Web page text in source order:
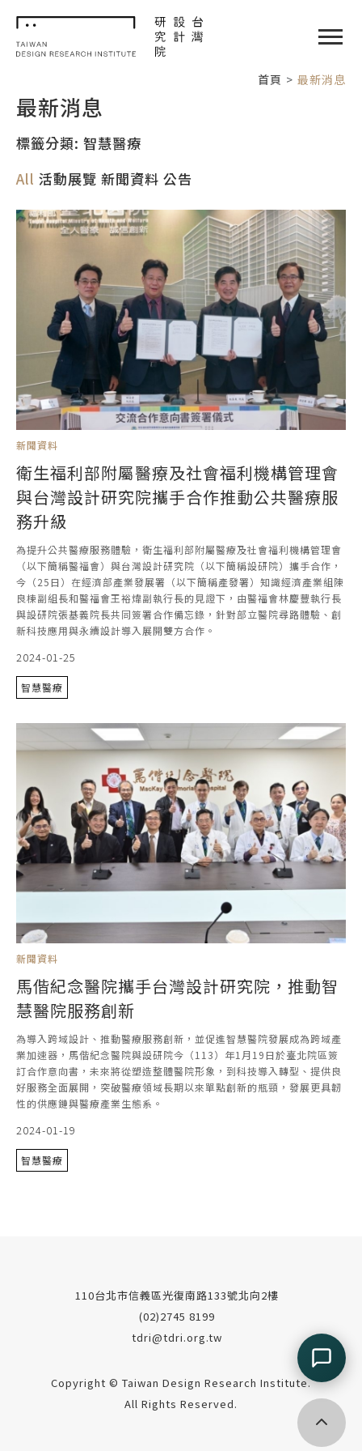
TDRI
單
首頁 最新消息
最新消息
標籤分類: 智慧醫療
All 活動展覽 新聞資料 公告
新聞資料
衛生福利部附屬醫療及社會福利機構管理會
與台灣設計研究院攜手合作推動公共醫療服
務升級
為提升公共醫療服務體驗，衛生福利部附屬醫療及社會福利機構管理會
（以下簡稱醫福會）與台灣設計研究院（以下簡稱設研院）攜手合作，
今（25日）在經濟部產業發展署（以下簡稱產發署）知識經濟產業組陳
良棟副組長和醫福會王裕煒副執行長的見證下，由醫福會林慶豐執行長
與設研院張基義院長共同簽署合作備忘錄，針對部立醫院尋路體驗、創
新科技應用與永續設計導入展開雙方合作。
2024-01-25
智慧醫療
新聞資料
馬偕紀念醫院攜手台灣設計研究院，推動智
慧醫院服務創新
為導入跨域設計、推動醫療服務創新，並促進智慧醫院發展成為跨域產
業加速器，馬偕紀念醫院與設研院今（113）年1月19日於臺北院區簽
訂合作意向書，未來將從塑造整體醫院形象，到科技導入轉型、提供良
好服務全面展開，突破醫療領域長期以來單點創新的瓶頸，發展更具韌
性的供應鏈與醫療產業生態系。
2024-01-19
智慧醫療
110台北市信義區光復南路133號北向2樓
(02)2745 8199
tdri@tdri.org.tw
Copyright © Taiwan Design Research Institute.
All Rights Reserved.
回到頂端